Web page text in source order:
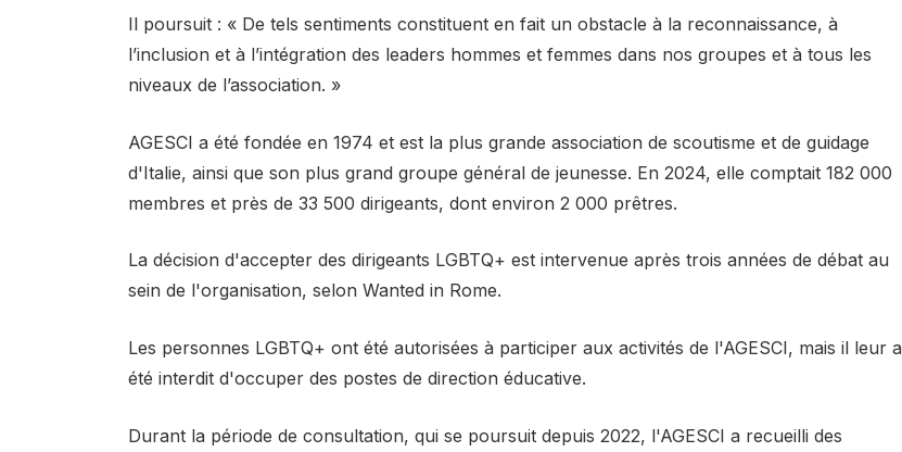
Il poursuit : « De tels sentiments constituent en fait un obstacle à la reconnaissance, à
l’inclusion et à l’intégration des leaders hommes et femmes dans nos groupes et à tous les
niveaux de l’association. »
AGESCI a été fondée en 1974 et est la plus grande association de scoutisme et de guidage
d'Italie, ainsi que son plus grand groupe général de jeunesse. En 2024, elle comptait 182 000
membres et près de 33 500 dirigeants, dont environ 2 000 prêtres.
La décision d'accepter des dirigeants LGBTQ+ est intervenue après trois années de débat au
sein de l'organisation, selon Wanted in Rome.
Les personnes LGBTQ+ ont été autorisées à participer aux activités de l'AGESCI, mais il leur a
été interdit d'occuper des postes de direction éducative.
Durant la période de consultation, qui se poursuit depuis 2022, l'AGESCI a recueilli des